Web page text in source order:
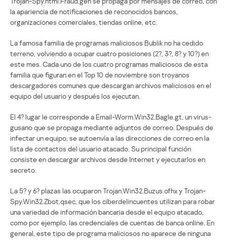
la apariencia de notificaciones de reconocidos bancos,
organizaciones comerciales, tiendas online, etc.
La famosa familia de programas maliciosos Bublik no ha cedido
terreno, volviendo a ocupar cuatro posiciones (2?, 3?, 8? y 10?) en
este mes. Cada uno de los cuatro programas maliciosos de esta
familia que figuran en el Top 10 de noviembre son troyanos
descargadores comunes que descargan archivos maliciosos en el
equipo del usuario y después los ejecutan.
El 4? lugar le corresponde a Email-Worm.Win32.Bagle.gt, un virus-
gusano que se propaga mediante adjuntos de correo. Después de
infectar un equipo, se autoenvía a las direcciones de correo en la
lista de contactos del usuario atacado. Su principal función
consiste en descargar archivos desde Internet y ejecutarlos en
secreto.
La 5? y 6? plazas las ocuparon Trojan.Win32.Buzus.ofhx y Trojan-
Spy.Win32.Zbot.qsec, que los ciberdelincuentes utilizan para robar
una variedad de información bancaria desde el equipo atacado,
como por ejemplo, las credenciales de cuentas de banca online. En
general, este tipo de programa maliciosos no aparece de ninguna